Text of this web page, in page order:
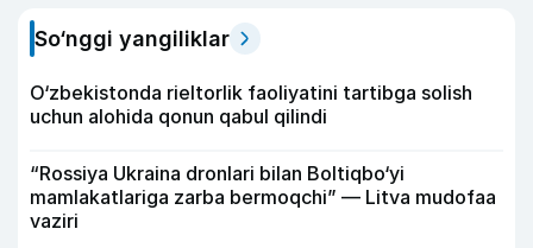
So‘nggi yangiliklar
O‘zbekistonda rieltorlik faoliyatini tartibga solish
uchun alohida qonun qabul qilindi
“Rossiya Ukraina dronlari bilan Boltiqbo‘yi
mamlakatlariga zarba bermoqchi” — Litva mudofaa
vaziri